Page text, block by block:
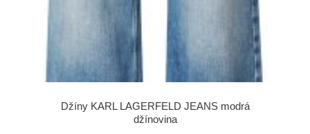
Džíny KARL LAGERFELD JEANS modrá
džínovina